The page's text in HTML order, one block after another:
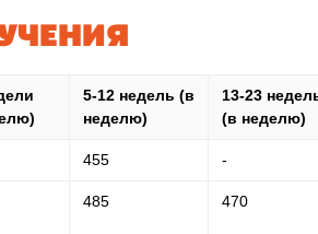
5-12 недель (в
неделю)
13-23
(в неделю)
455 -
485 470